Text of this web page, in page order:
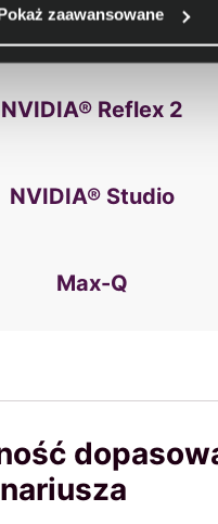
zaawansowane
Ray Tracing
NVIDIA® Reflex 2
NVIDIA® Studio
Max-Q